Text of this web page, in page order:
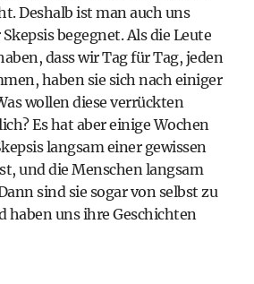
Deshalb ist man auch uns
begegnet. Als die Leute
dass wir Tag für Tag, jeden
haben sie sich nach einiger
wollen diese verrückten
Es hat aber einige Wochen
langsam einer gewissen
und die Menschen langsam
sind sie sogar von selbst zu
haben uns ihre Geschichten